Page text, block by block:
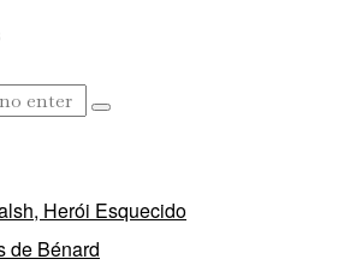
Herói Esquecido
de Bénard